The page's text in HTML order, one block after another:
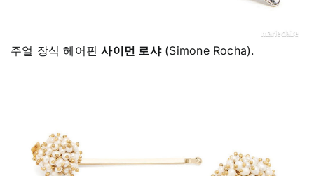
주얼 장식 헤어핀사이먼 로샤(Simone Rocha).